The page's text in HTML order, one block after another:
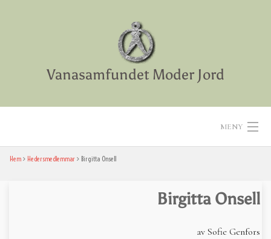
Vanasamfundet Moder Jord
MENY
Hem
Hem Hedersmedlemmar Birgitta Onsell
Birgitta Onsell
av Sofie Genfors